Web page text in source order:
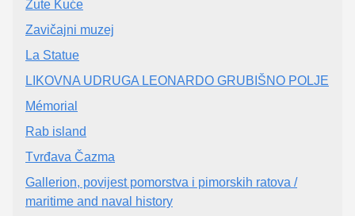
Žute Kuće
Zavičajni muzej
La Statue
LIKOVNA UDRUGA LEONARDO GRUBIŠNO POLJE
Mémorial
Rab island
Tvrđava Čazma
Gallerion, povijest pomorstva i pimorskih ratova /
maritime and naval history